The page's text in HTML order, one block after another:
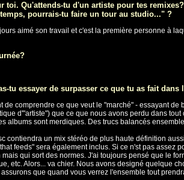
toi. Qu'attends-tu d'un artiste pour tes
pourrais-tu faire un tour au studio..." ?
aimé son travail et c'est la première personne à
tu essayer de surpasser ce que tu as fait dans
comprendre ce que veut le "marché" - essayant
d'"artiste") que ce que nous avons perdu dans
sont merdiques. Des trucs balancés
contiendra un mix stéréo de plus haute définition
feeds" sera également inclus. Si ce n'st pas assez
qui sort des normes. J'ai toujours pensé que le
etc. Alors... va chier. Nous avons designé
que quand vous verrez l'ensemble tout